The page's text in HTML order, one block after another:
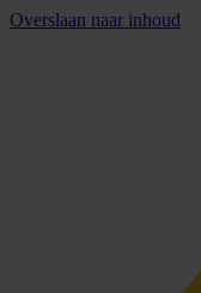
Overslaan naar inhoud